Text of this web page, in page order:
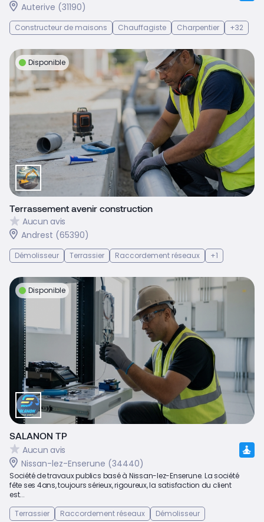
Auterive (31190)
Constructeur de maisons Chauffagiste Charpentier +32
Disponible
Terrassement avenir construction
Aucun avis
Andrest (65390)
Démolisseur Terrassier Raccordement réseaux +1
Disponible
SALANON TP
Aucun avis
Nissan-lez-Enserune (34440)
Société de travaux publics basé à Nissan-lez-Enserune. La société
fête ses 4ans, toujours sérieux, rigoureux, la satisfaction du client
est...
Terrassier
Raccordement réseaux Démolisseur